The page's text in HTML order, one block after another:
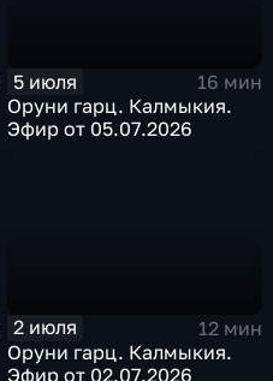
5 июля
16 мин
Оруни гарц. Калмыкия.
Эфир от 05.07.2026
2 июля
12 мин
Оруни гарц. Калмыкия.
Эфир от 02.07.2026